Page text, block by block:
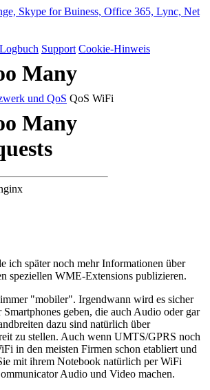
Logbuch Support Cookie-Hinweis
und QoS QoS WiFi
ich später noch mehr Informationen über
speziellen WME-Extensions publizieren.
"mobiler". Irgendwann wird es sicher
geben, die auch Audio oder gar
dazu sind natürlich über
zu stellen. Auch wenn UMTS/GPRS noch
in den meisten Firmen schon etabliert und
mit ihrem Notebook natürlich per WiFi
Audio und Video machen.